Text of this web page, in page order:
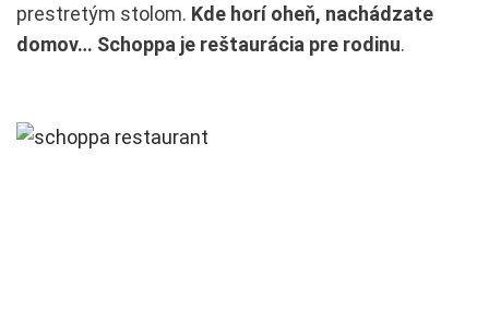
prestretým stolom. Kde horí oheň, nachádzate
domov… Schoppa je reštaurácia pre rodinu.